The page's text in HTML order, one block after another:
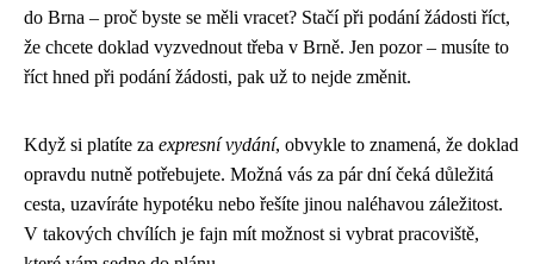
do Brna – proč byste se měli vracet? Stačí při podání žádosti říct,
že chcete doklad vyzvednout třeba v Brně. Jen pozor – musíte to
říct hned při podání žádosti, pak už to nejde změnit.
Když si platíte za expresní vydání, obvykle to znamená, že doklad
opravdu nutně potřebujete. Možná vás za pár dní čeká důležitá
cesta, uzavíráte hypotéku nebo řešíte jinou naléhavou záležitost.
V takových chvílích je fajn mít možnost si vybrat pracoviště,